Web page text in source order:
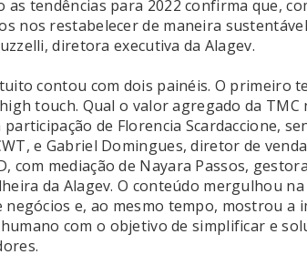
as tendências para 2022 confirma que,
nos restabelecer de maneira
diretora executiva da Alagev.
contou com dois painéis. O primeiro
touch. Qual o valor agregado da TMC
de Florencia Scardaccione,
e Gabriel Domingues, diretor de
com mediação de Nayara Passos,
da Alagev. O conteúdo mergulhou
negócios e, ao mesmo tempo, mostrou a
com o objetivo de simplificar e